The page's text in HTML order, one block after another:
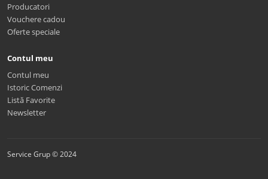
Producatori
Vouchere cadou
Oferte speciale
Contul meu
Contul meu
Istoric Comenzi
Listă Favorite
Newsletter
Service Grup © 2024